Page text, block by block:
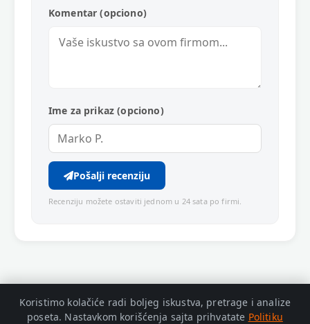
Komentar (opciono)
Ime za prikaz (opciono)
Pošalji recenziju
Recenziju možete ostaviti jednom u 24 sata po firmi.
Koristimo kolačiće radi boljeg iskustva, pretrage i analize
poseta. Nastavkom korišćenja sajta prihvatate Politiku